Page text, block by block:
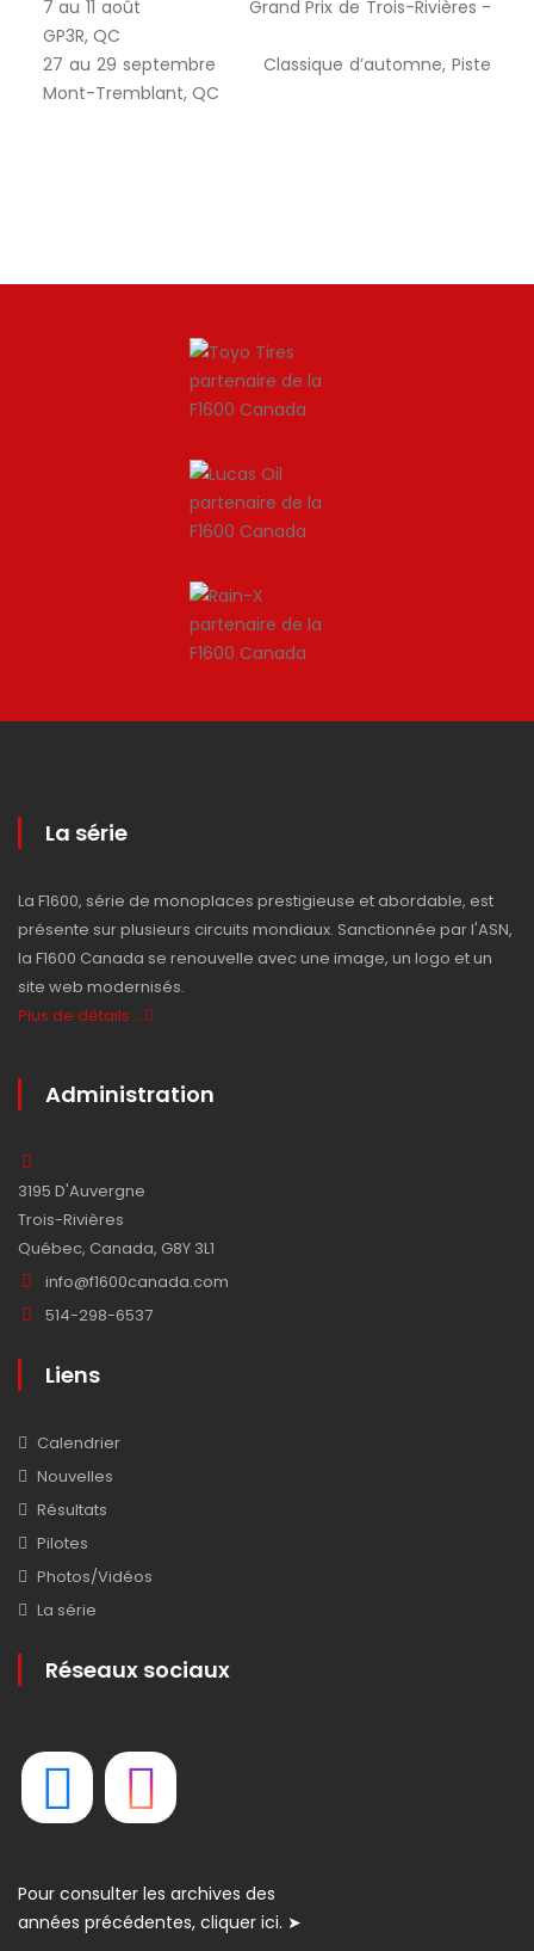
7 au 11 août Grand Prix de Trois-Rivières -
GP3R, QC
27 au 29 septembre Classique d’automne, Piste
Mont-Tremblant, QC
La série
La F1600, série de monoplaces prestigieuse et abordable, est
présente sur plusieurs circuits mondiaux. Sanctionnée par l'ASN,
la F1600 Canada se renouvelle avec une image, un logo et un
site web modernisés.
Plus de détails...
Administration
3195 D'Auvergne
Trois-Rivières
Québec, Canada, G8Y 3L1
info@f1600canada.com
514-298-6537
Liens
Calendrier
Nouvelles
Résultats
Pilotes
Photos/Vidéos
La série
Réseaux sociaux
Pour consulter les archives des
années précédentes, cliquer ici. ➤